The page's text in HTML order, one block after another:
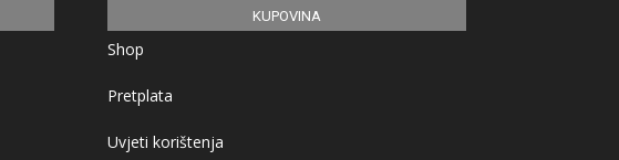
KUPOVINA
Shop
Pretplata
Uvjeti korištenja